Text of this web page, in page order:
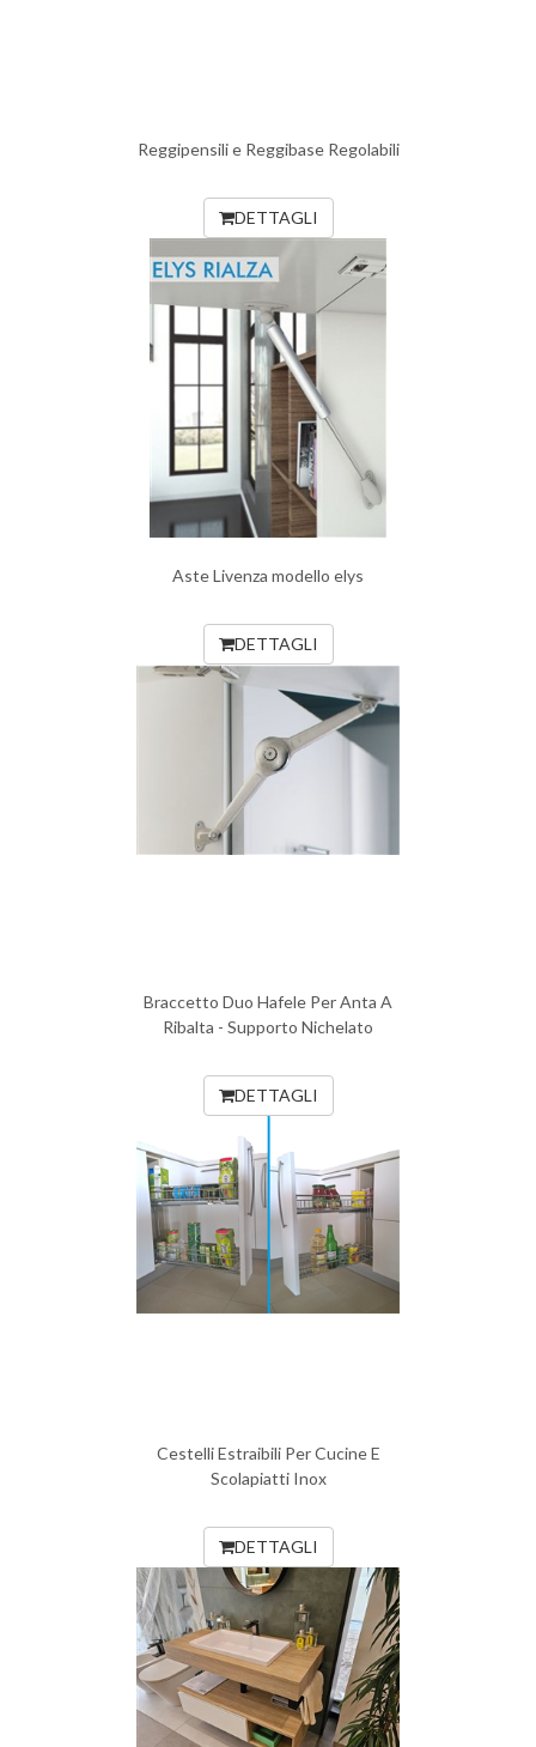
Reggipensili e Reggibase Regolabili
DETTAGLI
Aste Livenza modello elys
DETTAGLI
Braccetto Duo Hafele Per Anta A
Ribalta - Supporto Nichelato
DETTAGLI
Cestelli Estraibili Per Cucine E
Scolapiatti Inox
DETTAGLI